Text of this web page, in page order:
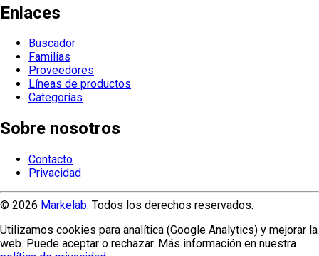
Enlaces
Buscador
Familias
Proveedores
Líneas de productos
Categorías
Sobre nosotros
Contacto
Privacidad
© 2026 Markelab. Todos los derechos reservados.
Utilizamos cookies para analítica (Google Analytics) y mejorar la
web. Puede aceptar o rechazar. Más información en nuestra